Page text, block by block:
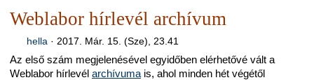
Weblabor hírlevél archívum
hella · 2017. Már. 15. (Sze), 23.41
Az első szám megjelenésével egyidőben elérhetővé vált a
Weblabor hírlevél archívuma is, ahol minden hét végétől